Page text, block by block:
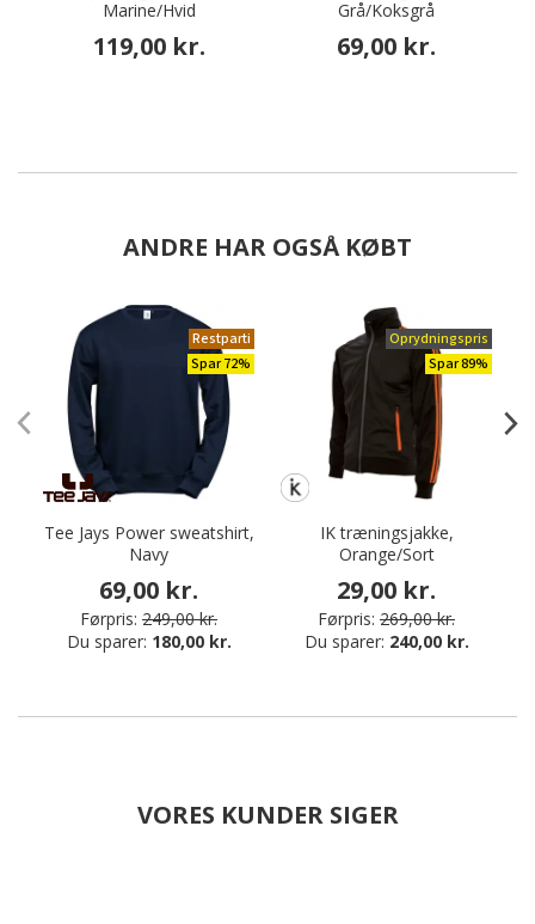
Marine/Hvid
119,00 kr.
Grå/Koksgrå
69,00 kr.
ANDRE HAR OGSÅ KØBT
Restparti
Spar 72%
Tee Jays Power sweatshirt,
Navy
69,00 kr.
Førpris: 249,00 kr.
Du sparer: 180,00 kr.
Oprydningspris
Spar 89%
IK træningsjakke,
Orange/Sort
29,00 kr.
Førpris: 269,00 kr.
Du sparer: 240,00 kr.
VORES KUNDER SIGER